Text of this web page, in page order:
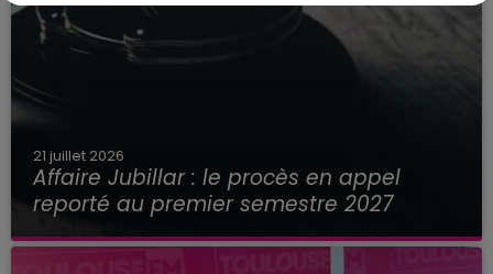
21 juillet 2026
Affaire Jubillar : le procès en appel
reporté au premier semestre 2027